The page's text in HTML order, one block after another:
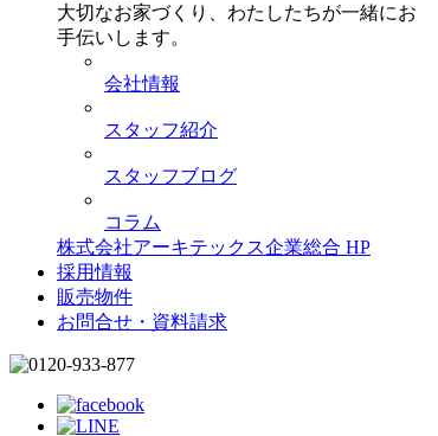
大切なお家づくり、わたしたちが一緒にお
手伝いします。
会社情報
スタッフ紹介
スタッフブログ
コラム
株式会社アーキテックス企業総合 HP
採用情報
販売物件
お問合せ・資料請求